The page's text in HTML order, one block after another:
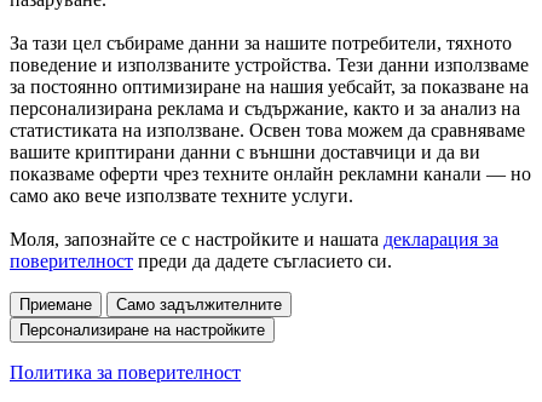
За тази цел събираме данни за нашите потребители, тяхното
поведение и използваните устройства. Тези данни използваме
за постоянно оптимизиране на нашия уебсайт, за показване на
персонализирана реклама и съдържание, както и за анализ на
статистиката на използване. Освен това можем да сравняваме
вашите криптирани данни с външни доставчици и да ви
показваме оферти чрез техните онлайн рекламни канали — но
само ако вече използвате техните услуги.
Моля, запознайте се с настройките и нашата декларация за
поверителност преди да дадете съгласието си.
Приемане
Само задължителните
Персонализиране на настройките
Политика за поверителност